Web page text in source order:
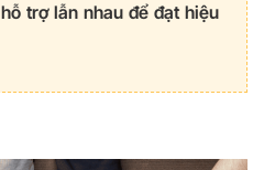
trợ lẫn nhau để đạt hiệu